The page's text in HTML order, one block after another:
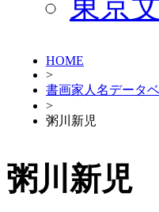
HOME
>
書画家人名データ
>
粥川新児
粥川新児